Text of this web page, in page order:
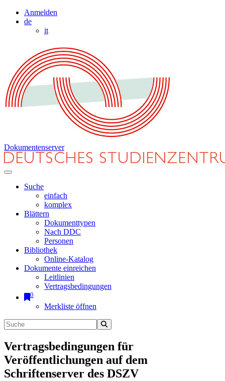
Anmelden
de
it
Dokumentenserver
Suche
einfach
komplex
Blättern
Dokumenttypen
Nach DDC
Personen
Bibliothek
Online-Katalog
Dokumente einreichen
Leitlinien
Vertragsbedingungen
0
Merkliste öffnen
Vertragsbedingungen für
Veröffentlichungen auf dem
Schriftenserver des DSZV